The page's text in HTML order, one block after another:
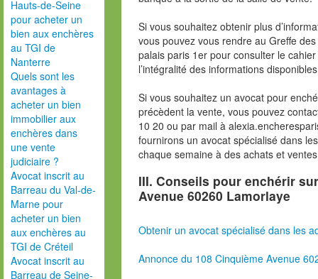
Hauts-de-Seine
pour acheter un
bien aux enchères
au TGI de
Nanterre
Quels sont les
avantages à
acheter un bien
immobilier aux
enchères dans
une vente
judiciaire ?
Avocat inscrit au
Barreau du Val-de-
Marne pour
acheter un bien
aux enchères au
TGI de Créteil
Avocat inscrit au
Barreau de Seine-
Si vous souhaitez obtenir plus
vous pouvez vous rendre au Greffe
palais paris 1er pour consulter le
l’intégralité des informations
Si vous souhaitez un avocat pour
précèdent la vente, vous pouvez
10 20 ou par mail à
fournirons un avocat spécialisé dans
chaque semaine à des achats et
III. Conseils pour enchérir
Avenue 60260 Lamorlaye
Obtenir un avocat spécialisé dans les
Annonce du 108 Cinquième Avenue